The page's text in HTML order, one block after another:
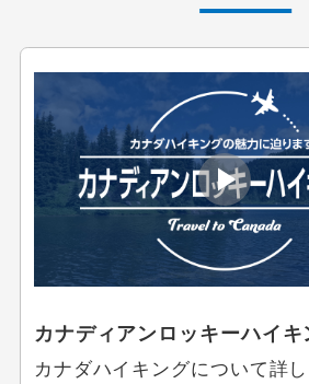
カナディアンロッキーハイキ
カナダハイキングについて詳し